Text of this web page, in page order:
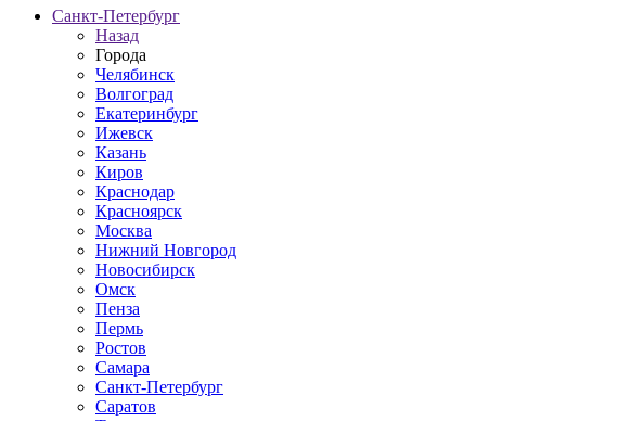
Санкт-Петербург
Назад
Города
Челябинск
Волгоград
Екатеринбург
Ижевск
Казань
Киров
Краснодар
Красноярск
Москва
Нижний Новгород
Новосибирск
Омск
Пенза
Пермь
Ростов
Самара
Санкт-Петербург
Саратов